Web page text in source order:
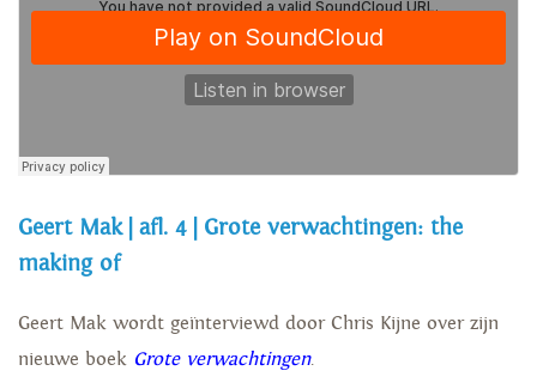
Geert Mak | afl. 4 | Grote verwachtingen: the
making of
Geert Mak wordt geïnterviewd door Chris Kijne over zijn
nieuwe boek Grote verwachtingen.